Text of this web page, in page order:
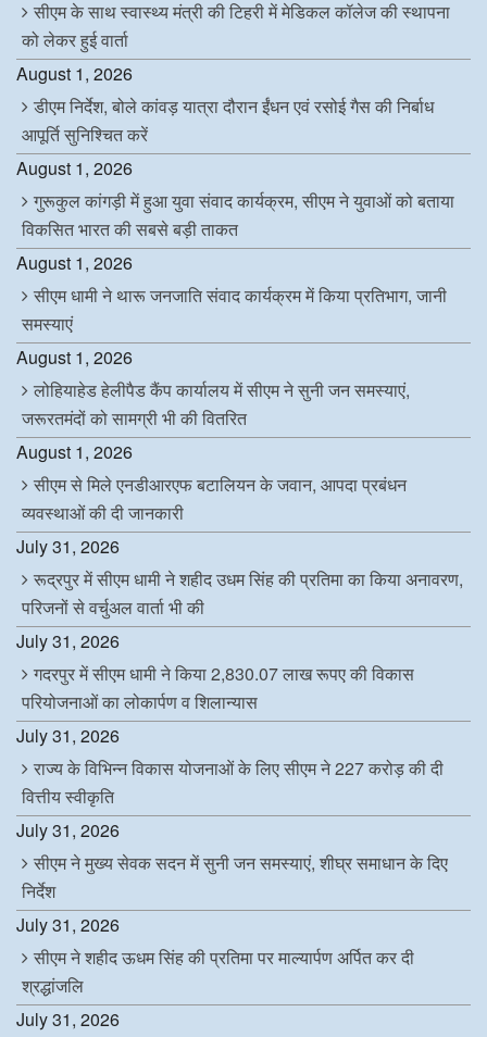
सीएम के साथ स्वास्थ्य मंत्री की टिहरी में मेडिकल कॉलेज की स्थापना
को लेकर हुई वार्ता
August 1, 2026
डीएम निर्देश, बोले कांवड़ यात्रा दौरान ईंधन एवं रसोई गैस की निर्बाध
आपूर्ति सुनिश्चित करें
August 1, 2026
गुरूकुल कांगड़ी में हुआ युवा संवाद कार्यक्रम, सीएम ने युवाओं को बताया
विकसित भारत की सबसे बड़ी ताकत
August 1, 2026
सीएम धामी ने थारू जनजाति संवाद कार्यक्रम में किया प्रतिभाग, जानी
समस्याएं
August 1, 2026
लोहियाहेड हेलीपैड कैंप कार्यालय में सीएम ने सुनी जन समस्याएं,
जरूरतमंदों को सामग्री भी की वितरित
August 1, 2026
सीएम से मिले एनडीआरएफ बटालियन के जवान, आपदा प्रबंधन
व्यवस्थाओं की दी जानकारी
July 31, 2026
रूद्रपुर में सीएम धामी ने शहीद उधम सिंह की प्रतिमा का किया अनावरण,
परिजनों से वर्चुअल वार्ता भी की
July 31, 2026
गदरपुर में सीएम धामी ने किया 2,830.07 लाख रूपए की विकास
परियोजनाओं का लोकार्पण व शिलान्यास
July 31, 2026
राज्य के विभिन्न विकास योजनाओं के लिए सीएम ने 227 करोड़ की दी
वित्तीय स्वीकृति
July 31, 2026
सीएम ने मुख्य सेवक सदन में सुनी जन समस्याएं, शीघ्र समाधान के दिए
निर्देश
July 31, 2026
सीएम ने शहीद ऊधम सिंह की प्रतिमा पर माल्यार्पण अर्पित कर दी
श्रद्धांजलि
July 31, 2026